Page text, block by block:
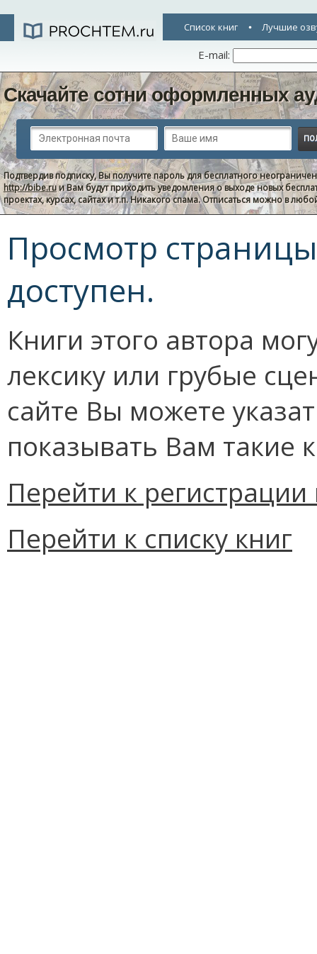
Список книг Лучшие
E-mail:
Скачайте сотни оформленных
Подтвердив подписку, Вы получите пароль для бесплатного
http://bibe.ruи Вам будут приходить уведомления о выходе новых
проектах, курсах, сайтах и т.п. Никакого спама. Отписаться можно в
Просмотр
доступен.
Книги этого автора
лексику или грубые
сайте Вы можете
показывать Вам такие
Перейти к регистрации
Перейти к списку книг